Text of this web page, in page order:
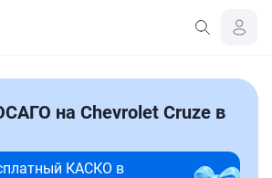
на Chevrolet Cruze в
КАСКО в